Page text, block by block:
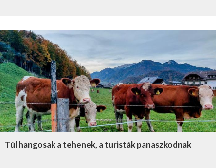
Túl hangosak a tehenek, a turisták panaszkodnak